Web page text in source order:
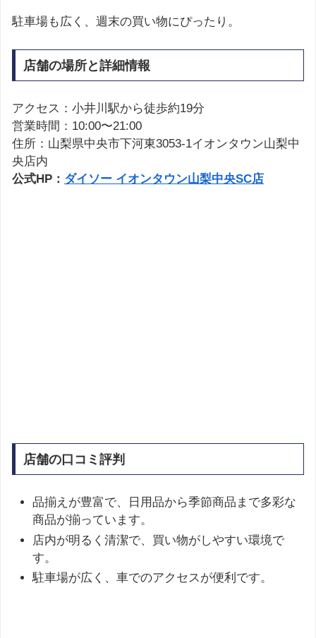
駐車場も広く、週末の買い物にぴったり。
店舗の場所と詳細情報
アクセス：小井川駅から徒歩約19分
営業時間：10:00〜21:00
住所：山梨県中央市下河東3053-1イオンタウン山梨中
央店内
公式HP： ダイソー イオンタウン山梨中央SC店
店舗の口コミ評判
品揃えが豊富で、日用品から季節商品まで多彩な
商品が揃っています。
店内が明るく清潔で、買い物がしやすい環境で
す。
駐車場が広く、車でのアクセスが便利です。